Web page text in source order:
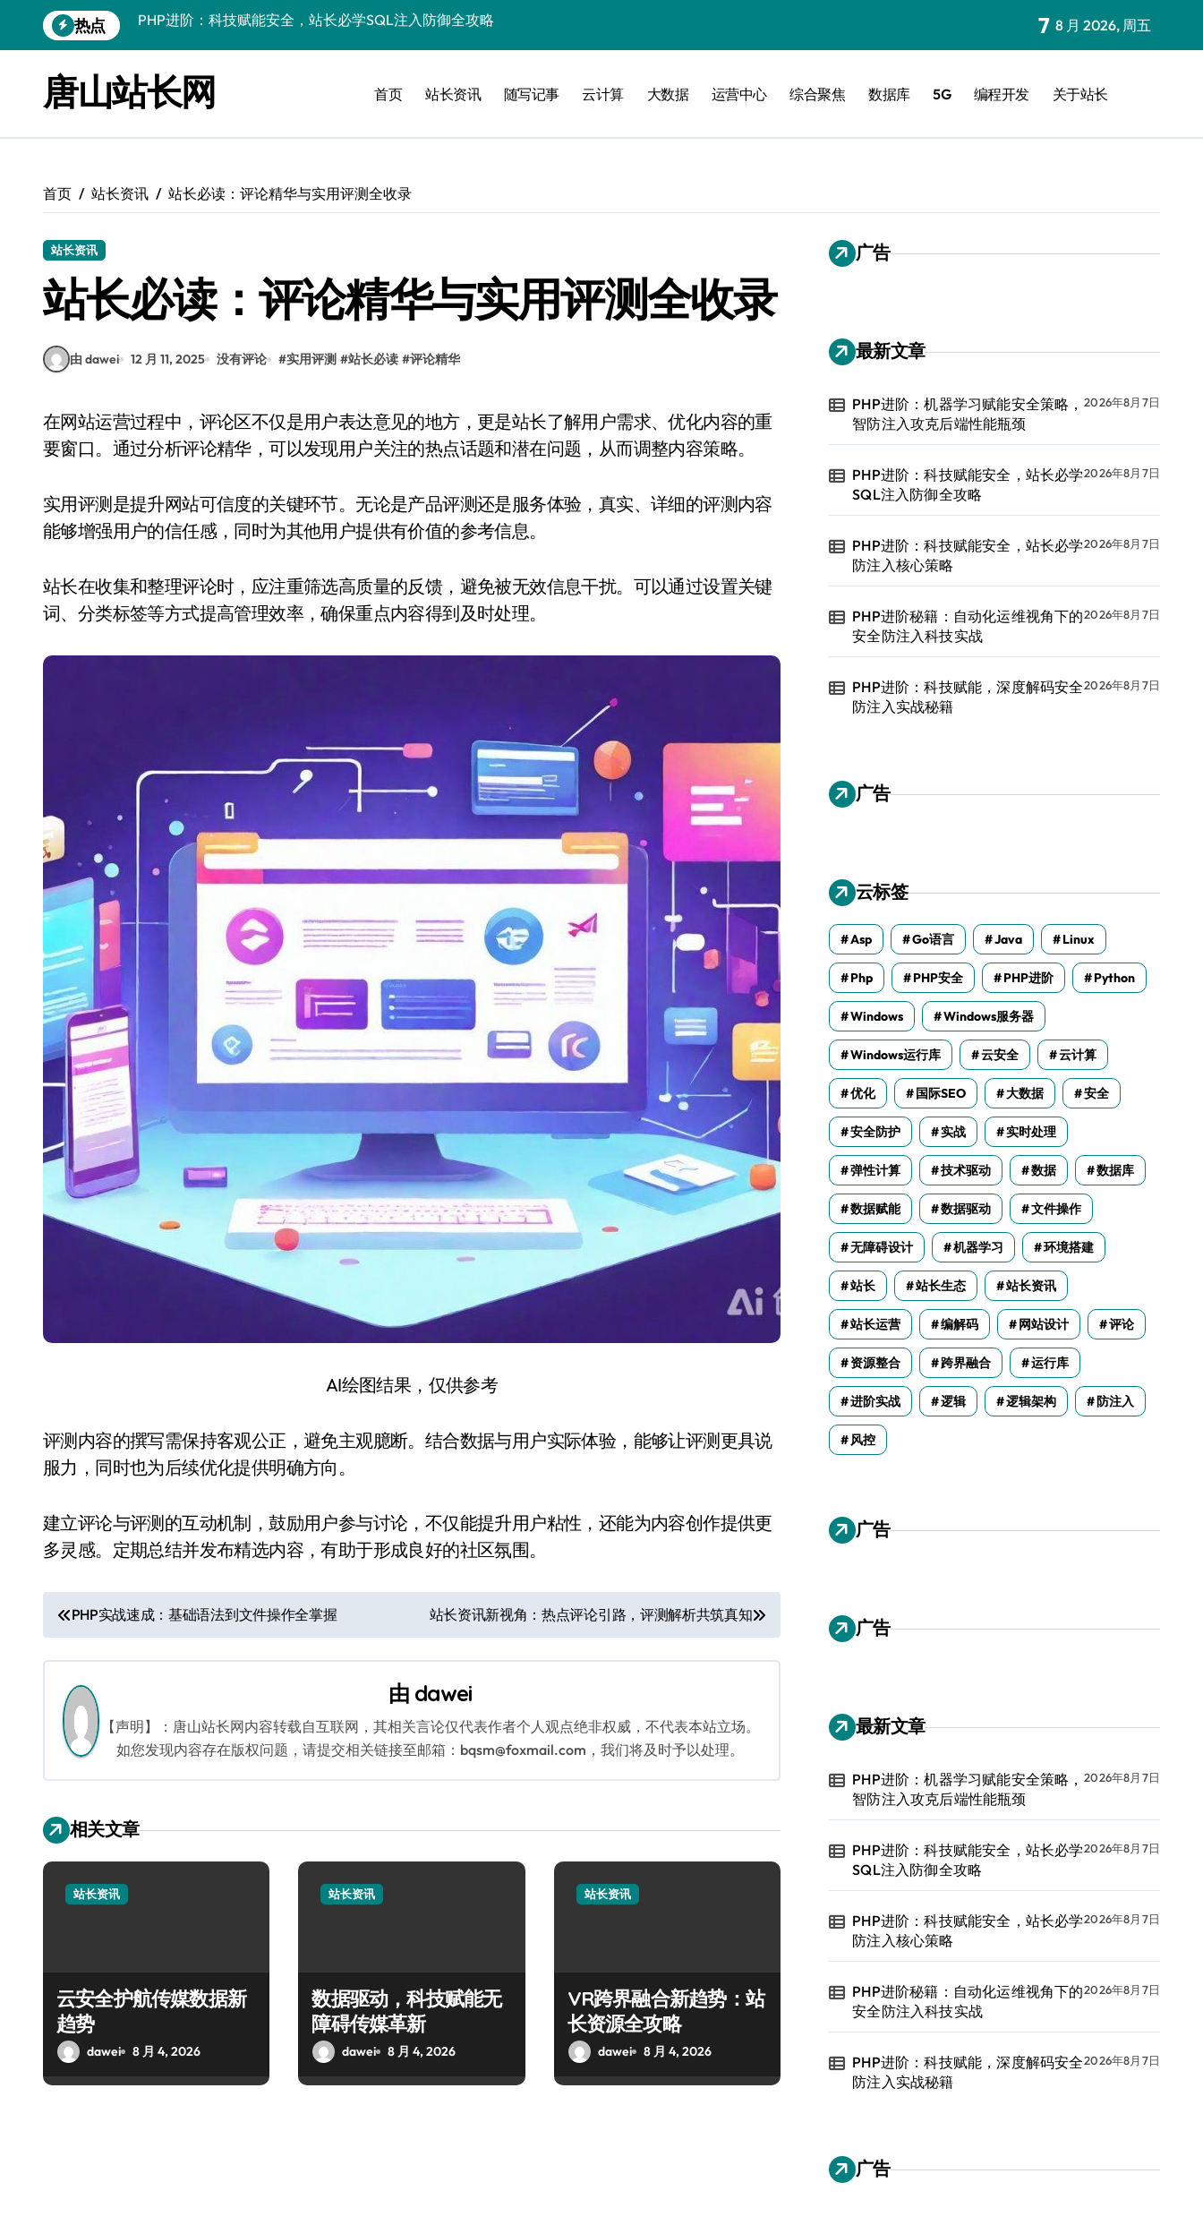
到
热点
PHP进阶：科技赋能安全，站长必学防注入核心策略
PHP进阶：科技赋能，深度解码安全防注入实战秘籍
云安全护航传媒数据新趋势
VR跨界融合新趋势：站长资源全攻略
云计算弹性架构：智能资源调配揭秘
PHP进阶：机器学习赋能安全策略，智防注入攻克后端性能瓶颈
7 8 月 2026, 周五
唐山站长网 首页 站长资讯 随写记事 云计算 大数据 运营中心 综合聚焦 数据库 5G 编程开发 关于站长
首页 站长资讯 站长必读：评论精华与实用评测全收录
站长资讯
站长必读：评论精华与实用评测全收录
由 dawei 12 月 11, 2025 没有评论 #实用评测 #站长必读 #评论精华
在网站运营过程中，评论区不仅是用户表达意见的地方，更是站长了解用户需求、优化内容的重
要窗口。通过分析评论精华，可以发现用户关注的热点话题和潜在问题，从而调整内容策略。
实用评测是提升网站可信度的关键环节。无论是产品评测还是服务体验，真实、详细的评测内容
能够增强用户的信任感，同时为其他用户提供有价值的参考信息。
站长在收集和整理评论时，应注重筛选高质量的反馈，避免被无效信息干扰。可以通过设置关键
词、分类标签等方式提高管理效率，确保重点内容得到及时处理。
AI绘图结果，仅供参考
评测内容的撰写需保持客观公正，避免主观臆断。结合数据与用户实际体验，能够让评测更具说
服力，同时也为后续优化提供明确方向。
建立评论与评测的互动机制，鼓励用户参与讨论，不仅能提升用户粘性，还能为内容创作提供更
多灵感。定期总结并发布精选内容，有助于形成良好的社区氛围。
文
章
导
航
PHP实战速成：基础语法到文件操作全掌握 站长资讯新视角：热点评论引路，评测解析共筑真知
由 dawei
【声明】：唐山站长网内容转载自互联网，其相关言论仅代表作者个人观点绝非权威，不代表本站立场。
如您发现内容存在版权问题，请提交相关链接至邮箱：bqsm@foxmail.com，我们将及时予以处理。
相关文章
站长资讯
云安全护航传媒数据新
趋势
dawei 8 月 4, 2026
站长资讯
数据驱动，科技赋能无
障碍传媒革新
dawei 8 月 4, 2026
站长资讯
VR跨界融合新趋势：站
长资源全攻略
dawei 8 月 4, 2026
广告
最新文章
PHP进阶：机器学习赋能安全策略，
智防注入攻克后端性能瓶颈
2026年8月7日
PHP进阶：科技赋能安全，站长必学
SQL注入防御全攻略
2026年8月7日
PHP进阶：科技赋能安全，站长必学
防注入核心策略
2026年8月7日
PHP进阶秘籍：自动化运维视角下的
安全防注入科技实战
2026年8月7日
PHP进阶：科技赋能，深度解码安全
防注入实战秘籍
2026年8月7日
广告
云标签
Asp Go语言 Java Linux
Php PHP安全 PHP进阶 Python
Windows Windows服务器
Windows运行库 云安全 云计算
优化 国际SEO 大数据 安全
安全防护 实战 实时处理
弹性计算 技术驱动 数据 数据库
数据赋能 数据驱动 文件操作
无障碍设计 机器学习 环境搭建
站长 站长生态 站长资讯
站长运营 编解码 网站设计 评论
资源整合 跨界融合 运行库
进阶实战 逻辑 逻辑架构 防注入
风控
广告
广告
最新文章
PHP进阶：机器学习赋能安全策略，
智防注入攻克后端性能瓶颈
2026年8月7日
PHP进阶：科技赋能安全，站长必学
SQL注入防御全攻略
2026年8月7日
PHP进阶：科技赋能安全，站长必学
防注入核心策略
2026年8月7日
PHP进阶秘籍：自动化运维视角下的
安全防注入科技实战
2026年8月7日
PHP进阶：科技赋能，深度解码安全
防注入实战秘籍
2026年8月7日
广告